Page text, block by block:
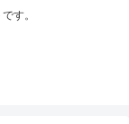
す。